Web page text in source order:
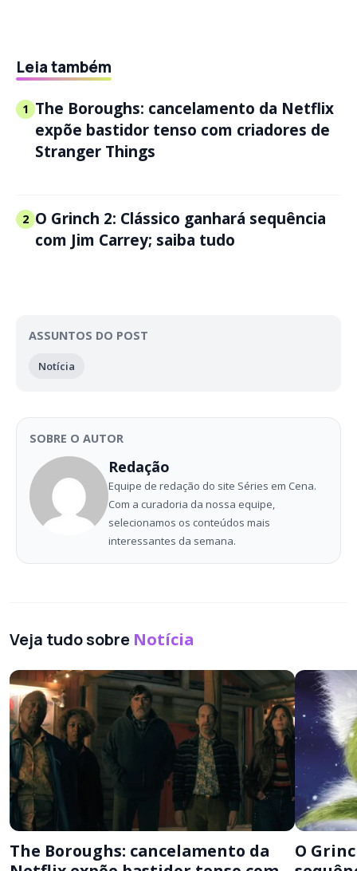
Leia também
1 The Boroughs: cancelamento da Netflix
expõe bastidor tenso com criadores de
Stranger Things
2 O Grinch 2: Clássico ganhará sequência
com Jim Carrey; saiba tudo
ASSUNTOS DO POST
Notícia
SOBRE O AUTOR
Redação
Equipe de redação do site Séries em Cena.
Com a curadoria da nossa equipe,
selecionamos os conteúdos mais
interessantes da semana.
Veja tudo sobre Notícia
The Boroughs: cancelamento da
O